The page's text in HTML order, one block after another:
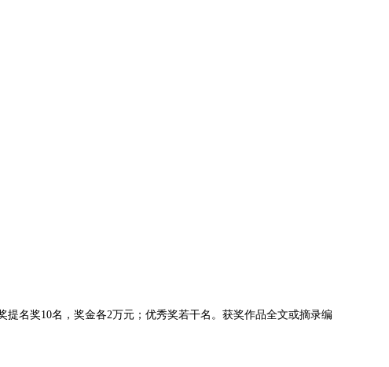
名奖10名，奖金各2万元；优秀奖若干名。获奖作品全文或摘录编